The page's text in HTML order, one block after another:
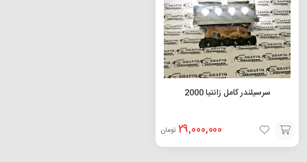
سرسیلندر کامل زانتیا 2000
29,000,000 تومان
افزودن